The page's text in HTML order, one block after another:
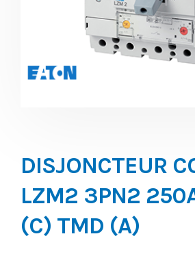
DISJONCTEUR
LZM2 3PN2
(C) TMD (A)